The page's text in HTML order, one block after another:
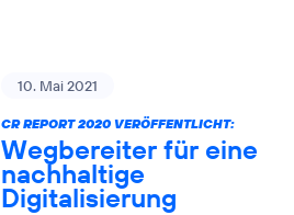
10. Mai 2021
CR REPORT 2020 VERÖFFENTLICHT:
Wegbereiter für eine
nachhaltige
Digitalisierung